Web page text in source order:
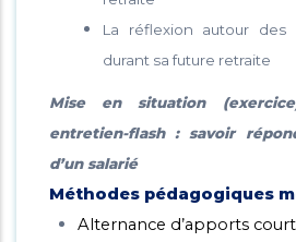
La réflexion autour des
durant sa future retraite
Mise en situation
entretien-flash : savoir
d’un salarié
Méthodes pédagogiques
Alternance d’apports